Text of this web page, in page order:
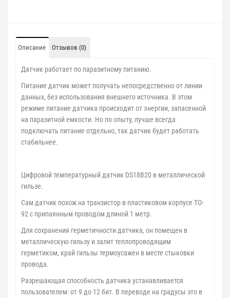
Описание Отзывов (0)
Датчик работает по паразитному питанию.
Питание датчик может получать непосредственно от линии
данных, без использования внешнего источника. В этом
режиме питание датчика происходит от энергии, запасенной
на паразитной емкости. Но по опыту, лучше всегда
подключать питание отдельно, так датчик будет работать
стабильнее.
Цифровой температурный датчик DS18B20 в металлической
гильзе.
Сам датчик похож на транзистор в пластиковом корпусе TO-
92 с припаянным проводом длиной 1 метр.
Для сохранения герметичности датчика, он помещен в
металлическую гильзу и залит теплопроводящим
герметиком, край гильзы термоусажен в месте стыковки
провода.
Разрешающая способность датчика устанавливается
пользователем: от 9 до 12 бит. В переводе на градусы это в